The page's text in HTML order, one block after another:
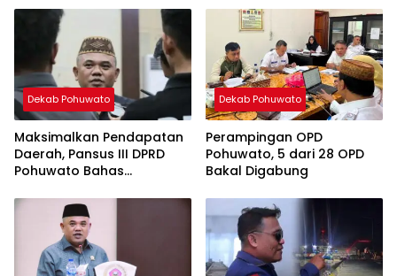
Dekab Pohuwato
Maksimalkan Pendapatan
Daerah, Pansus III DPRD
Pohuwato Bahas
Dekab Pohuwato
Perampingan OPD
Pohuwato, 5 dari 28 OPD
Bakal Digabung